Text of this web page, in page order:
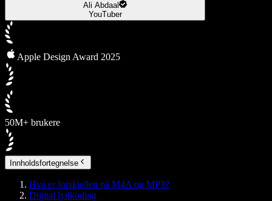
Ali Abdaal
YouTuber
Apple Design Award 2025
50M+ brukere
Innholdsfortegnelse
Hva er forskjellen på M4A og MP3?
Digital lydkoding